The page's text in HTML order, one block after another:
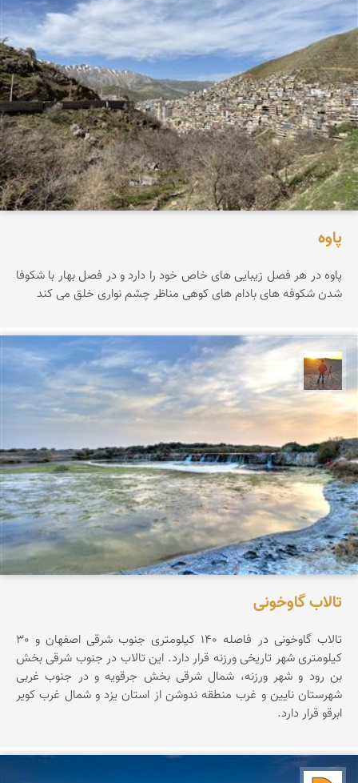
پاوه
پاوه در هر فصل زیبایی های خاص خود را دارد و در فصل بهار با شکوفا
شدن شکوفه های بادام های کوهی مناظر چشم نواری خلق می کند
تالاب گاوخونی
تالاب گاوخونی در فاصله 140 کیلومتری جنوب شرقی اصفهان و 30
کیلومتری شهر تاریخی ورزنه قرار دارد. این تالاب در جنوب شرقی بخش
بن رود و شهر ورزنه، شمال شرقی بخش جرقویه و در جنوب غربی
شهرستان نایین و غرب منطقه ندوشن از استان یزد و شمال غرب کویر
ابرقو قرار دارد.